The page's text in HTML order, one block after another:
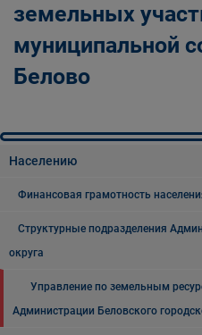
земельных
муниципальной
Белово
Населению
Финансовая грамотность
Структурные подразделения
округа
Управление по земельным
Администрации Беловского